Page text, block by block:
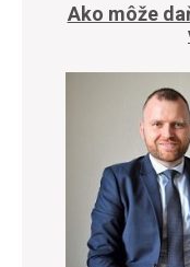
Ako môže